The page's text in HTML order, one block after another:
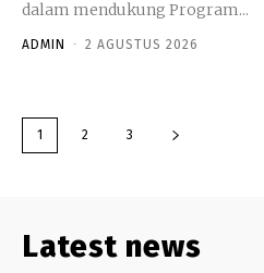
dalam mendukung Program...
ADMIN - 2 AGUSTUS 2026
1 2 3
Latest news